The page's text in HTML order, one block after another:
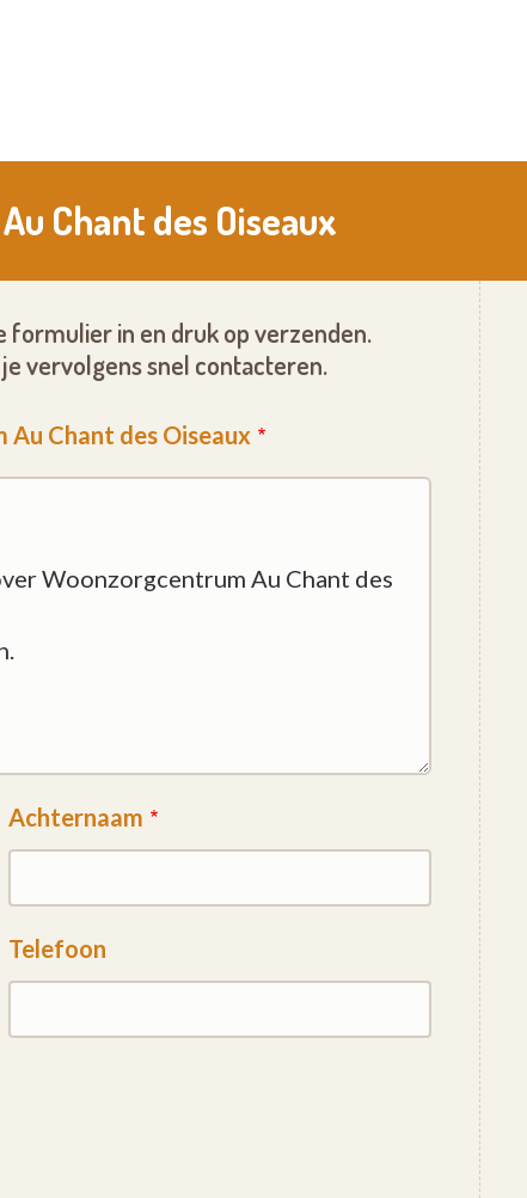
Chant des Oiseaux
in en druk op verzenden.
vervolgens snel contacteren.
Chant des Oiseaux
Achternaam
Telefoon